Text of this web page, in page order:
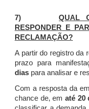
7)QUAL
RESPONDER E
RECLAMAÇÃO?
A partir do registro da
prazo para
dias para analisar e
Com a resposta da
chance de, em até 20